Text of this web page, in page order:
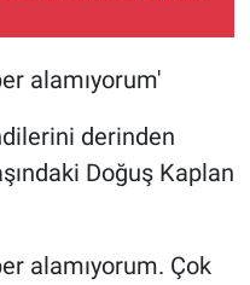
alamıyorum'
derinden
Doğuş Kaplan
alamıyorum. Çok